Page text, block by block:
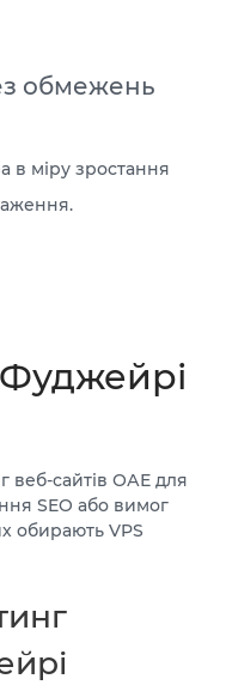
обмежень
в міру зростання
веб-сайтів ОАЕ для
SEO або вимог
обирають VPS